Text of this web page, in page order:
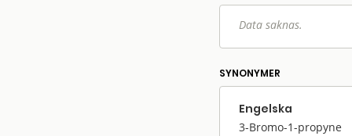
Data saknas.
SYNONYMER
Engelska
3-Bromo-1-propyne